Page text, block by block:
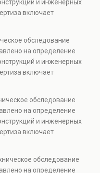
и технических
и инженерных
включает
безопасности.
недвижимости,
объектов, а
и технических
обследование
на определение
и инженерных
включает
безопасности.
недвижимости,
объектов, а
и технических
обследование
на определение
и инженерных
включает
безопасности.
недвижимости,
обследование
на определение